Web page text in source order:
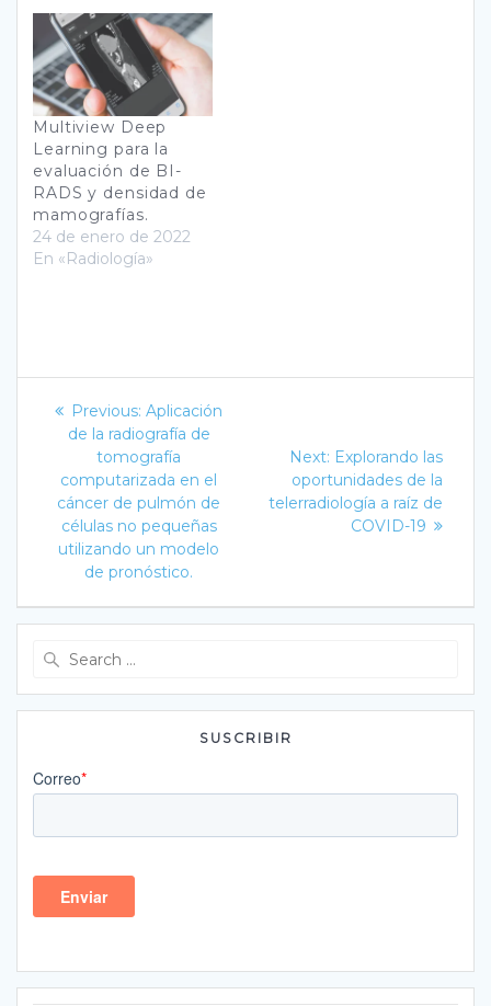
Multiview Deep
Learning para la
evaluación de BI-
RADS y densidad de
mamografías.
24 de enero de 2022
En «Radiología»
Navegación
entradas
Previous: Previous
post:
Aplicación
de la radiografía de
tomografía
computarizada en el
cáncer de pulmón de
células no pequeñas
utilizando un modelo
de pronóstico.
Next: Next
post:
Explorando las
oportunidades de la
telerradiología a raíz de
COVID-19
SUSCRIBIR